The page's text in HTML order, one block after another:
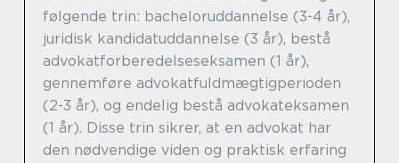
følgende trin: bacheloruddannelse (3-4 år),
juridisk kandidatuddannelse (3 år), bestå
advokatforberedelseseksamen (1 år),
gennemføre advokatfuldmægtigperioden
(2-3 år), og endelig bestå advokateksamen
(1 år). Disse trin sikrer, at en advokat har
den nødvendige viden og praktisk erfaring